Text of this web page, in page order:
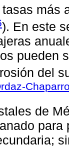
más
). En este
pueden
del
de